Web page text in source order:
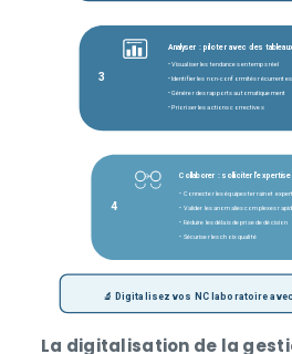
3
Analyser : piloter avec des
• Visualiser les tendances en temps réel
• Identifier les non-conformités récurrentes
• Générer des rapports automatiquement
• Prioriser les actions correctives
4
Collaborer : solliciter l'expertise
• Connecter les équipes terrain et
• Valider les anomalies complexes
• Réduire les délais de prise de décision
• Sécuriser les choix qualité
🔬 Digitalisez vos NC laboratoire
La digitalisation de la